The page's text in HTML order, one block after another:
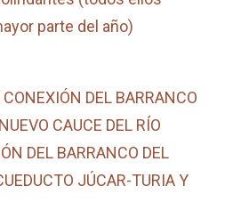
parte del año)
CONEXIÓN DEL BARRANCO
CAUCE DEL RÍO
DEL BARRANCO DEL
JÚCAR-TURIA Y